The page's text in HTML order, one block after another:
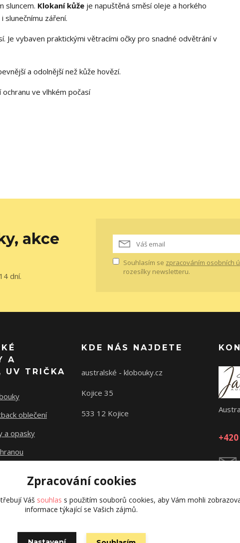
sluncem. Klokaní kůže je napuštěná směsí oleje a horkého
záření.
Je vybaven praktickými větracími očky pro snadné odvětrání v
a odolnější než kůže hovězí.
ve vlhkém počasí
akce
dní.
Souhlasím se zpracováním osobních
rozesílky newsletteru.
A
UV TRIČKA
oblečení
a opasky
KDE NÁS NAJDETE
australské - klobouky.cz
Kojice 35
533 12 Kojice
Zpracování cookies
Váš souhlas s použitím souborů cookies, aby Vám mohli
informace týkající se Vašich zájmů.